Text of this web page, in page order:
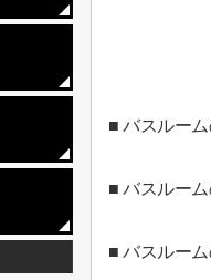
■ バスルー
■バスルー
■バスルー